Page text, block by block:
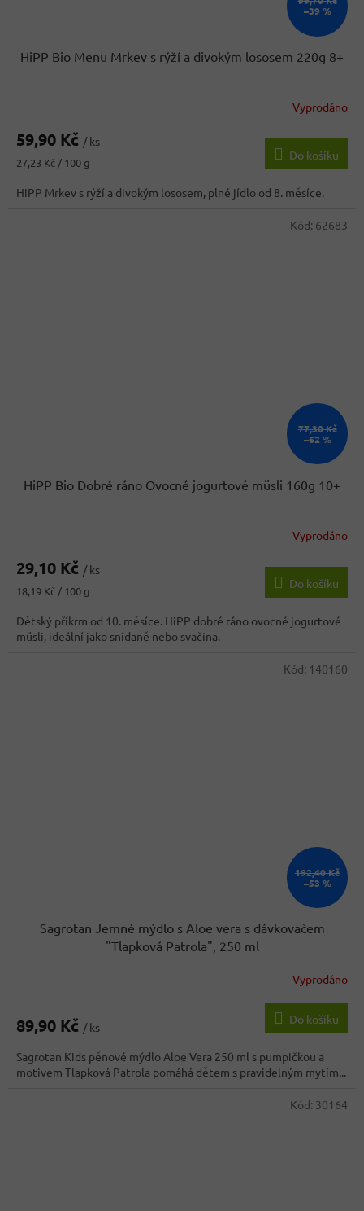
–39 %
HiPP Bio Menu Mrkev s rýží a divokým lososem 220g 8+
Vyprodáno
59,90 Kč / ks
Měrná
27,23 Kč / 100 g
Do košíku
HiPP Mrkev s rýží a divokým lososem, plné jídlo od 8. měsíce.
77,30 Kč
–62 %
HiPP Bio Dobré ráno Ovocné jogurtové müsli 160g 10+
produktu
3,5
z
5
hvězdiček.
Vyprodáno
29,10 Kč / ks
Měrná
18,19 Kč / 100 g
Do košíku
Dětský příkrm od 10. měsíce. HiPP dobré ráno ovocné jogurtové
müsli, ideální jako snídaně nebo svačina.
Kód: 62683
192,40 Kč
–53 %
Sagrotan Jemné mýdlo s Aloe vera s dávkovačem
"Tlapková Patrola", 250 ml
Vyprodáno
89,90 Kč / ks
Do košíku
Sagrotan Kids pěnové mýdlo Aloe Vera 250 ml s pumpičkou a
motivem Tlapková Patrola pomáhá dětem s pravidelným mytím...
Kód: 140160
Kód: 30164